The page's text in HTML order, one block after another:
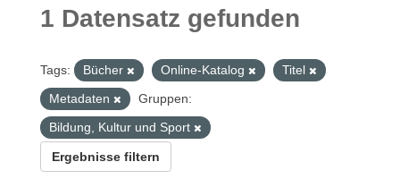
1 Datensatz gefunden
Tags: Bücher Online-Katalog
Titel
Metadaten
Gruppen:
Bildung, Kultur und Sport
Ergebnisse filtern